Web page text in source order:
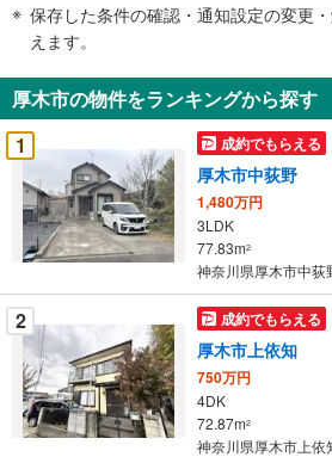
知
を
受
け
取
る
・
条
件
を
マ
イ
ペ
ー
保存した条件の確認・通知設定の変更
えます。
厚木市の物件をランキングから探す
1
成約でもらえる
厚木市中荻野
1,480万円
3LDK
77.83m2
神奈川県厚木市中荻
2 成約でもらえる
厚木市上依知
750万円
4DK
72.87m2
神奈川県厚木市上依